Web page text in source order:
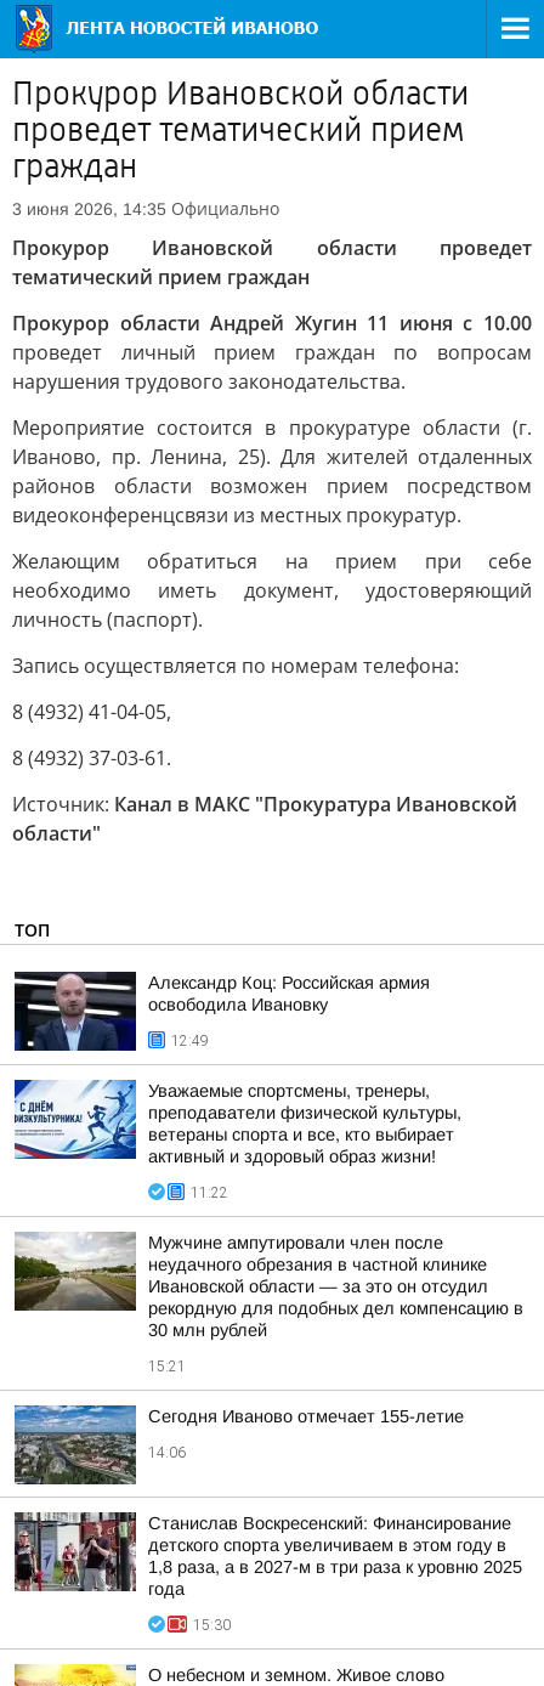
Прокурор Ивановской области
проведет тематический прием
граждан
3 июня 2026, 14:35 Официально
Прокурор Ивановской области проведет
тематический прием граждан
Прокурор области Андрей Жугин 11 июня с 10.00
проведет личный прием граждан по вопросам
нарушения трудового законодательства.
Мероприятие состоится в прокуратуре области (г.
Иваново, пр. Ленина, 25). Для жителей отдаленных
районов области возможен прием посредством
видеоконференцсвязи из местных прокуратур.
Желающим обратиться на прием при себе
необходимо иметь документ, удостоверяющий
личность (паспорт).
Запись осуществляется по номерам телефона:
8 (4932) 41-04-05,
8 (4932) 37-03-61.
Источник: Канал в МАКС "Прокуратура Ивановской
области"
ТОП
Александр Коц: Российская армия
освободила Ивановку
12:49
Уважаемые спортсмены, тренеры,
преподаватели физической культуры,
ветераны спорта и все, кто выбирает
активный и здоровый образ жизни!
11:22
Мужчине ампутировали член после
неудачного обрезания в частной клинике
Ивановской области — за это он отсудил
рекордную для подобных дел компенсацию в
30 млн рублей
15:21
Сегодня Иваново отмечает 155-летие
14:06
Станислав Воскресенский: Финансирование
детского спорта увеличиваем в этом году в
1,8 раза, а в 2027-м в три раза к уровню 2025
года
15:30
О небесном и земном. Живое слово